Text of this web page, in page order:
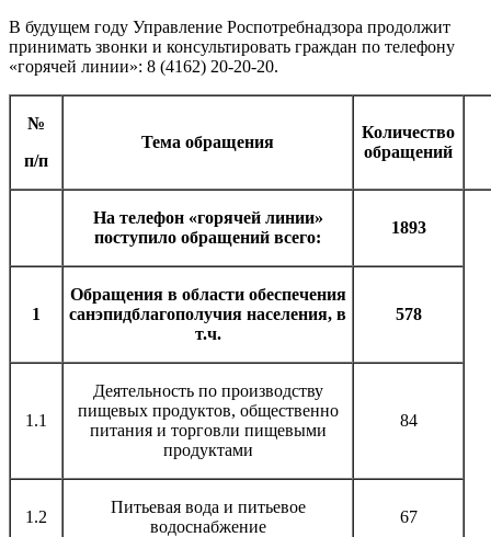
В будущем году Управление Роспотребнадзора продолжит
принимать звонки и консультировать граждан по телефону
«горячей линии»: 8 (4162) 20-20-20.
№
п/п
Тема обращения
Количество
обращений
На телефон «горячей линии»
поступило обращений всего:
1893
1
Обращения в области обеспечения
санэпидблагополучия населения, в
т.ч.
578
1.1
Деятельность по производству
пищевых продуктов, общественно
питания и торговли пищевыми
продуктами
84
1.2
Питьевая вода и питьевое
водоснабжение
67